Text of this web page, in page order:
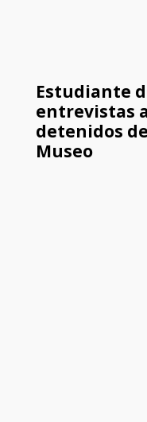
Estudiante
entrevistas
detenidos
Museo